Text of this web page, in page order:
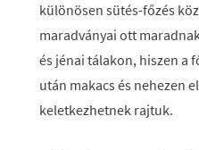
különösen sütés-főzés
maradványai ott
és jénai tálakon, hiszen a
után makacs és nehezen
keletkezhetnek rajtuk.